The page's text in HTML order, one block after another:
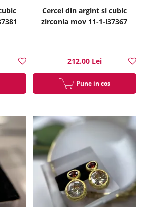
Cercei din argint si cubic
zirconia mov 11-1-i37367
212.00 Lei
Pune in cos